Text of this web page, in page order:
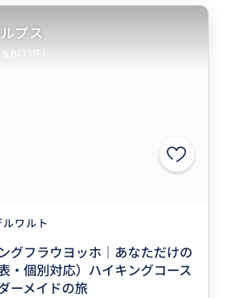
ワルト
フラウヨッホ｜あなただけの
・個別対応）ハイキングコース
ーメイドの旅
プス
5.0 (11件)